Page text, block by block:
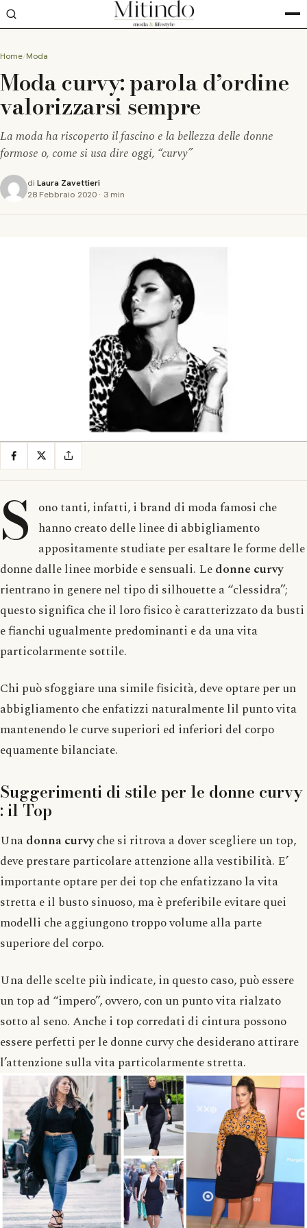
Home Moda
Moda curvy: parola d’ordine
valorizzarsi sempre
La moda ha riscoperto il fascino e la bellezza delle donne
formose o, come si usa dire oggi, “curvy”
di Laura Zavettieri
28 Febbraio 2020 · 3 min
S ono tanti, infatti, i brand di moda famosi che
hanno creato delle linee di abbigliamento
appositamente studiate per esaltare le forme delle
donne dalle linee morbide e sensuali. Ledonne curvy
rientrano in genere nel tipo di silhouette a “clessidra”;
questo significa che il loro fisico è caratterizzato da busti
e fianchi ugualmente predominanti e da una vita
particolarmente sottile.
Chi può sfoggiare una simile fisicità, deve optare per un
abbigliamento che enfatizzi naturalmente lil punto vita
mantenendo le curve superiori ed inferiori del corpo
equamente bilanciate.
Suggerimenti di stile per le donne curvy
: il Top
Unadonna curvyche si ritrova a dover scegliere un top,
deve prestare particolare attenzione alla vestibilità. E’
importante optare per dei top che enfatizzano la vita
stretta e il busto sinuoso, ma è preferibile evitare quei
modelli che aggiungono troppo volume alla parte
superiore del corpo.
Una delle scelte più indicate, in questo caso, può essere
un top ad “impero”, ovvero, con un punto vita rialzato
sotto al seno. Anche i top corredati di cintura possono
essere perfetti per le donne curvy che desiderano attirare
l’attenzione sulla vita particolarmente stretta.